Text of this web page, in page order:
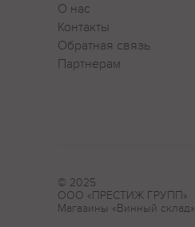
О нас
Контакты
Обратная связь
Партнерам
© 2025
ООО «ПРЕСТИЖ ГРУПП»
Магазины «Винный склад»